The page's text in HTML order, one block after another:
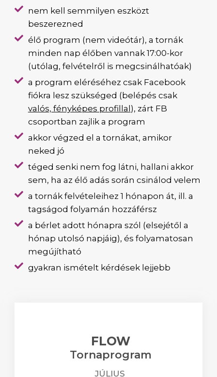
nem kell semmilyen eszközt
beszerezned
élő program (nem videótár), a tornák
minden nap élőben vannak 17:00-kor
(utólag, felvételről is megcsinálhatóak)
a program eléréséhez csak Facebook
fiókra lesz szükséged (belépés csak
valós, fényképes profillal), zárt FB
csoportban zajlik a program
akkor végzed el a tornákat, amikor
neked jó
téged senki nem fog látni, hallani akkor
sem, ha az élő adás során csinálod velem
a tornák felvételeihez 1 hónapon át, ill. a
tagságod folyamán hozzáférsz
a bérlet adott hónapra szól (elsejétől a
hónap utolsó napjáig), és folyamatosan
megújítható
gyakran ismételt kérdések lejjebb
FLOW
Tornaprogram
JÚLIUS